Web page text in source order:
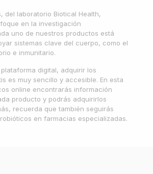
del laboratorio Biotical Health,
en la investigación
uno de nuestros productos está
sistemas clave del cuerpo, como el
e inmunitario.
digital, adquirir los
es muy sencillo y accesible. En esta
online encontrarás información
producto y podrás adquirirlos
recuerda que también seguirás
en farmacias especializadas.